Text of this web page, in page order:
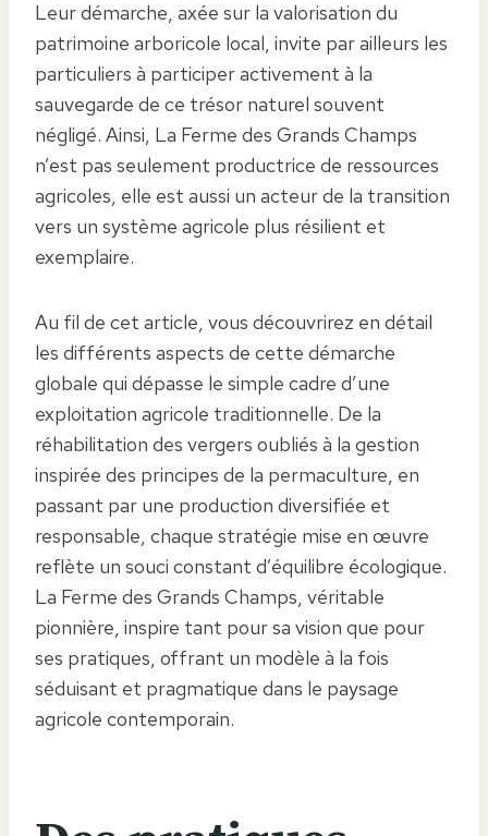
Leur démarche, axée sur la valorisation du
patrimoine arboricole local, invite par ailleurs les
particuliers à participer activement à la
sauvegarde de ce trésor naturel souvent
négligé. Ainsi, La Ferme des Grands Champs
n’est pas seulement productrice de ressources
agricoles, elle est aussi un acteur de la transition
vers un système agricole plus résilient et
exemplaire.
Au fil de cet article, vous découvrirez en détail
les différents aspects de cette démarche
globale qui dépasse le simple cadre d’une
exploitation agricole traditionnelle. De la
réhabilitation des vergers oubliés à la gestion
inspirée des principes de la permaculture, en
passant par une production diversifiée et
responsable, chaque stratégie mise en œuvre
reflète un souci constant d’équilibre écologique.
La Ferme des Grands Champs, véritable
pionnière, inspire tant pour sa vision que pour
ses pratiques, offrant un modèle à la fois
séduisant et pragmatique dans le paysage
agricole contemporain.